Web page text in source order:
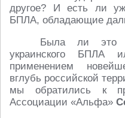
другое? И есть ли
БПЛА, обладающие
Была ли это
украинского
применением
вглубь российской
мы обратились к
Ассоциации «Альфа»